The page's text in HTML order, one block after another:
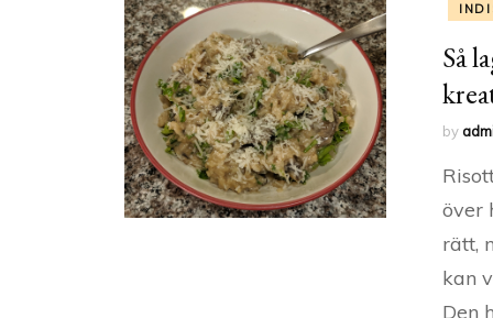
Så
by
över
rätt,
kan
Den